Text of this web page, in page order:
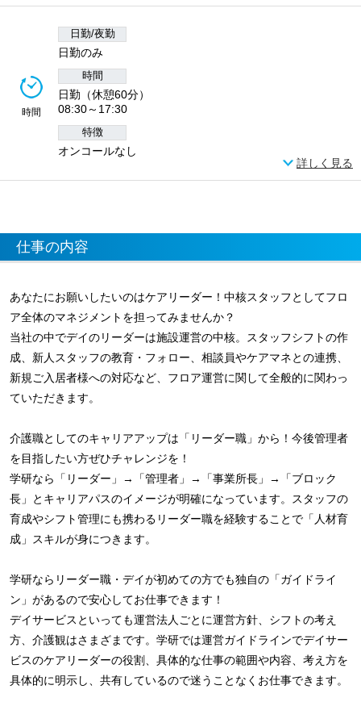
時間
日勤/夜勤
日勤のみ
時間
日勤（休憩60分）
08:30～17:30
特徴
オンコールなし
詳しく見る
仕事の内容
あなたにお願いしたいのはケアリーダー！中核スタッフとしてフロ
ア全体のマネジメントを担ってみませんか？
当社の中でデイのリーダーは施設運営の中核。スタッフシフトの作
成、新人スタッフの教育・フォロー、相談員やケアマネとの連携、
新規ご入居者様への対応など、フロア運営に関して全般的に関わっ
ていただきます。
介護職としてのキャリアアップは「リーダー職」から！今後管理者
を目指したい方ぜひチャレンジを！
学研なら「リーダー」→「管理者」→「事業所長」→「ブロック
長」とキャリアパスのイメージが明確になっています。スタッフの
育成やシフト管理にも携わるリーダー職を経験することで「人材育
成」スキルが身につきます。
学研ならリーダー職・デイが初めての方でも独自の「ガイドライ
ン」があるので安心してお仕事できます！
デイサービスといっても運営法人ごとに運営方針、シフトの考え
方、介護観はさまざまです。学研では運営ガイドラインでデイサー
ビスのケアリーダーの役割、具体的な仕事の範囲や内容、考え方を
具体的に明示し、共有しているので迷うことなくお仕事できます。